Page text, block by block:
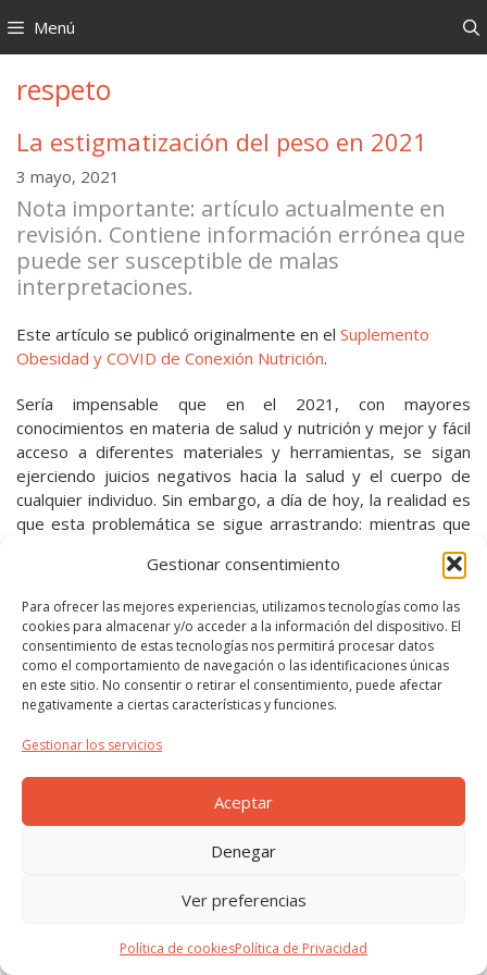
Gestionar consentimiento
Para ofrecer las mejores experiencias, utilizamos tecnologías como las
cookies para almacenar y/o acceder a la información del dispositivo. El
consentimiento de estas tecnologías nos permitirá procesar datos
como el comportamiento de navegación o las identificaciones únicas
en este sitio. No consentir o retirar el consentimiento, puede afectar
negativamente a ciertas características y funciones.
Gestionar los servicios
Aceptar
Denegar
Ver preferencias
Política de cookiesPolítica de Privacidad
al
contenido
Menú
respeto
La estigmatización del peso en 2021
3 mayo, 2021
Nota importante: artículo actualmente en
revisión. Contiene información errónea que
puede ser susceptible de malas
interpretaciones.
Este artículo se publicó originalmente en el Suplemento
Obesidad y COVID de Conexión Nutrición.
Sería impensable que en el 2021, con mayores
conocimientos en materia de salud y nutrición y mejor y fácil
acceso a diferentes materiales y herramientas, se sigan
ejerciendo juicios negativos hacia la salud y el cuerpo de
cualquier individuo. Sin embargo, a día de hoy, la realidad es
que esta problemática se sigue arrastrando: mientras que
los índices de sobrepeso y obesidad continúan en aumento,
la prevalencia del estigma también es importante.
Si bien el estigma lleva existiendo desde hace mucho tiempo
(1) en una serie de patologías (enfermedades infecciosas,
trastornos mentales, etc.), condiciones y circunstancias
sociales de una persona o colectivo, este artículo tiene
como objetivo abordar el estigma ejercido sobre el peso
corporal y/o el tamaño del cuerpo.
Leer más..
©2026 Todos los derechos reservados ·Política de
·Política de Cookies